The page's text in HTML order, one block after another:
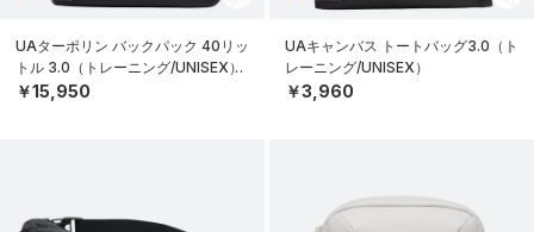
UAターポリン バックパック 40リッ
トル 3.0（トレーニング/UNISEX）
￥15,950
UAキャンバス トートバッグ3.0（ト
レーニング/UNISEX）
￥3,960